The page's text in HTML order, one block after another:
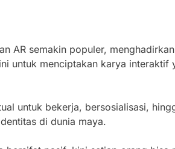
AR semakin populer, menghadirkan
untuk menciptakan karya interaktif
untuk bekerja, bersosialisasi,
di dunia maya.